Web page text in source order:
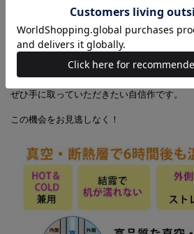
ミニブックには、いちご好きな著名人のイン
いちご大図鑑、いちごSweetsリスト、
「Afternoon Tea LIVING」のいちご柄アイテ
いちごにまつわる情報がたっぷり。
ぜひ手に取っていただきたい自信作です。
この機会をお見逃しなく！